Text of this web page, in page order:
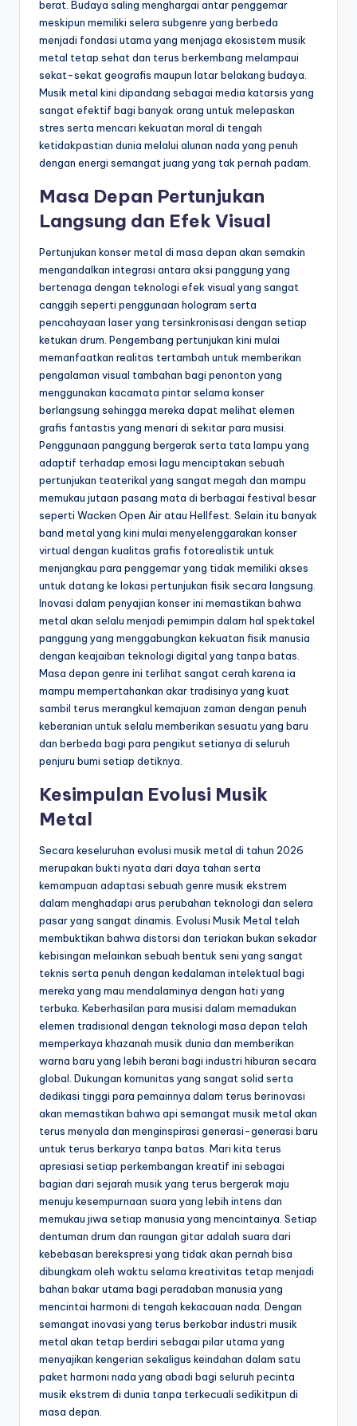
berat. Budaya saling menghargai antar penggemar
meskipun memiliki selera subgenre yang berbeda
menjadi fondasi utama yang menjaga ekosistem musik
metal tetap sehat dan terus berkembang melampaui
sekat-sekat geografis maupun latar belakang budaya.
Musik metal kini dipandang sebagai media katarsis yang
sangat efektif bagi banyak orang untuk melepaskan
stres serta mencari kekuatan moral di tengah
ketidakpastian dunia melalui alunan nada yang penuh
dengan energi semangat juang yang tak pernah padam.
Masa Depan Pertunjukan
Langsung dan Efek Visual
Pertunjukan konser metal di masa depan akan semakin
mengandalkan integrasi antara aksi panggung yang
bertenaga dengan teknologi efek visual yang sangat
canggih seperti penggunaan hologram serta
pencahayaan laser yang tersinkronisasi dengan setiap
ketukan drum. Pengembang pertunjukan kini mulai
memanfaatkan realitas tertambah untuk memberikan
pengalaman visual tambahan bagi penonton yang
menggunakan kacamata pintar selama konser
berlangsung sehingga mereka dapat melihat elemen
grafis fantastis yang menari di sekitar para musisi.
Penggunaan panggung bergerak serta tata lampu yang
adaptif terhadap emosi lagu menciptakan sebuah
pertunjukan teaterikal yang sangat megah dan mampu
memukau jutaan pasang mata di berbagai festival besar
seperti Wacken Open Air atau Hellfest. Selain itu banyak
band metal yang kini mulai menyelenggarakan konser
virtual dengan kualitas grafis fotorealistik untuk
menjangkau para penggemar yang tidak memiliki akses
untuk datang ke lokasi pertunjukan fisik secara langsung.
Inovasi dalam penyajian konser ini memastikan bahwa
metal akan selalu menjadi pemimpin dalam hal spektakel
panggung yang menggabungkan kekuatan fisik manusia
dengan keajaiban teknologi digital yang tanpa batas.
Masa depan genre ini terlihat sangat cerah karena ia
mampu mempertahankan akar tradisinya yang kuat
sambil terus merangkul kemajuan zaman dengan penuh
keberanian untuk selalu memberikan sesuatu yang baru
dan berbeda bagi para pengikut setianya di seluruh
penjuru bumi setiap detiknya.
Kesimpulan Evolusi Musik
Metal
Secara keseluruhan evolusi musik metal di tahun 2026
merupakan bukti nyata dari daya tahan serta
kemampuan adaptasi sebuah genre musik ekstrem
dalam menghadapi arus perubahan teknologi dan selera
pasar yang sangat dinamis. Evolusi Musik Metal telah
membuktikan bahwa distorsi dan teriakan bukan sekadar
kebisingan melainkan sebuah bentuk seni yang sangat
teknis serta penuh dengan kedalaman intelektual bagi
mereka yang mau mendalaminya dengan hati yang
terbuka. Keberhasilan para musisi dalam memadukan
elemen tradisional dengan teknologi masa depan telah
memperkaya khazanah musik dunia dan memberikan
warna baru yang lebih berani bagi industri hiburan secara
global. Dukungan komunitas yang sangat solid serta
dedikasi tinggi para pemainnya dalam terus berinovasi
akan memastikan bahwa api semangat musik metal akan
terus menyala dan menginspirasi generasi-generasi baru
untuk terus berkarya tanpa batas. Mari kita terus
apresiasi setiap perkembangan kreatif ini sebagai
bagian dari sejarah musik yang terus bergerak maju
menuju kesempurnaan suara yang lebih intens dan
memukau jiwa setiap manusia yang mencintainya. Setiap
dentuman drum dan raungan gitar adalah suara dari
kebebasan berekspresi yang tidak akan pernah bisa
dibungkam oleh waktu selama kreativitas tetap menjadi
bahan bakar utama bagi peradaban manusia yang
mencintai harmoni di tengah kekacauan nada. Dengan
semangat inovasi yang terus berkobar industri musik
metal akan tetap berdiri sebagai pilar utama yang
menyajikan kengerian sekaligus keindahan dalam satu
paket harmoni nada yang abadi bagi seluruh pecinta
musik ekstrem di dunia tanpa terkecuali sedikitpun di
masa depan.